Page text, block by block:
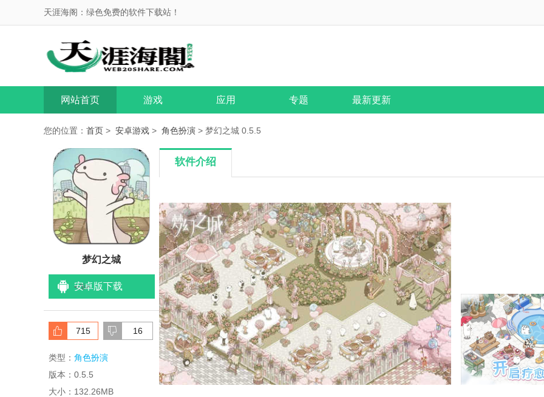
天涯海阁：绿色免费的软件下载站！
网站首页 游戏 应用 专题 最新更新
您的位置： 首页 > 安卓游戏 > 角色扮演 > 梦幻之城 0.5.5
梦幻之城
安卓版下载
</li>
715 16
类型： 角色扮演
版本：0.5.5
大小：132.26MB
软件介绍